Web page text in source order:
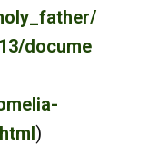
docume
)